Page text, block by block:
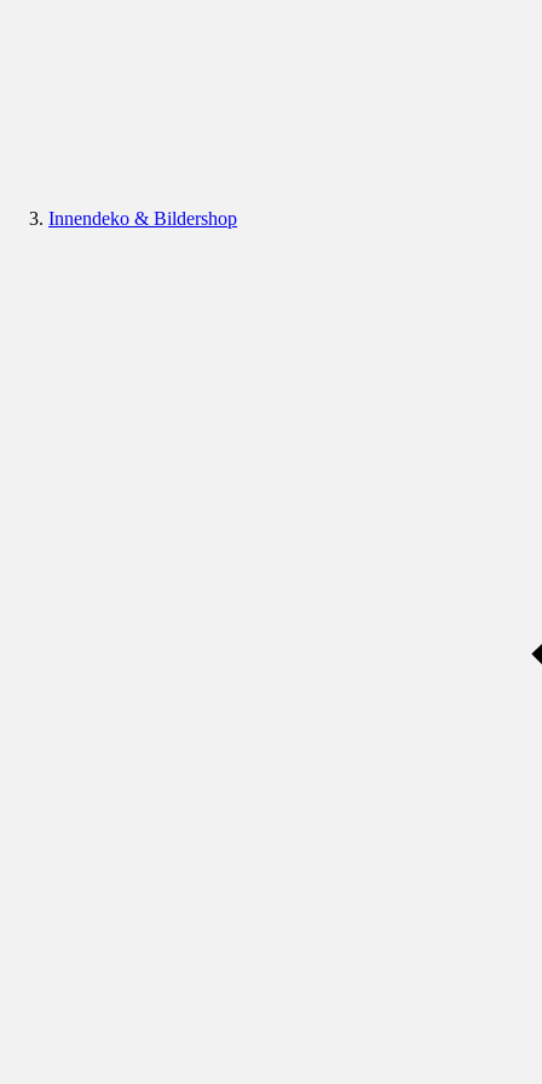
Innendeko & Bildershop